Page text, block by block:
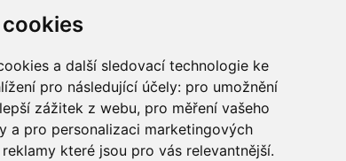
a další sledovací technologie ke
pro následující účely: pro umožnění
zážitek z webu, pro měření vašeho
a pro personalizaci marketingových
které jsou pro vás relevantnější.
spolupracovat?